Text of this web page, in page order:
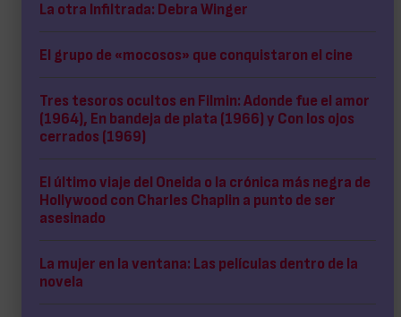
La otra Infiltrada: Debra Winger
El grupo de «mocosos» que conquistaron el cine
Tres tesoros ocultos en Filmin: Adonde fue el amor
(1964), En bandeja de plata (1966) y Con los ojos
cerrados (1969)
El último viaje del Oneida o la crónica más negra de
Hollywood con Charles Chaplin a punto de ser
asesinado
La mujer en la ventana: Las películas dentro de la
novela